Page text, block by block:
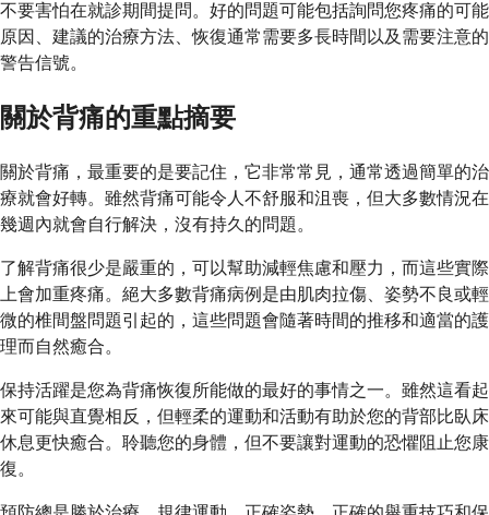
不要害怕在就診期間提問。好的問題可能包括詢問您疼痛的可能
原因、建議的治療方法、恢復通常需要多長時間以及需要注意的
警告信號。
關於背痛的重點摘要
關於背痛，最重要的是要記住，它非常常見，通常透過簡單的治
療就會好轉。雖然背痛可能令人不舒服和沮喪，但大多數情況在
幾週內就會自行解決，沒有持久的問題。
了解背痛很少是嚴重的，可以幫助減輕焦慮和壓力，而這些實際
上會加重疼痛。絕大多數背痛病例是由肌肉拉傷、姿勢不良或輕
微的椎間盤問題引起的，這些問題會隨著時間的推移和適當的護
理而自然癒合。
保持活躍是您為背痛恢復所能做的最好的事情之一。雖然這看起
來可能與直覺相反，但輕柔的運動和活動有助於您的背部比臥床
休息更快癒合。聆聽您的身體，但不要讓對運動的恐懼阻止您康
復。